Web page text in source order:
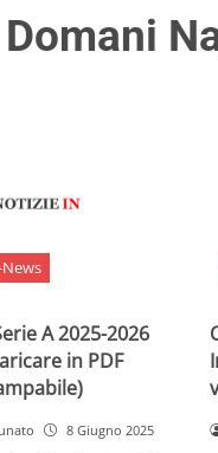
A 2025-2026
in PDF
8 Giugno 2025